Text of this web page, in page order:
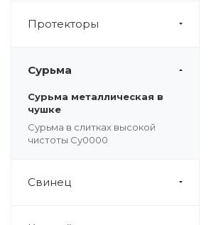
Протекторы
Сурьма
Сурьма металлическая в
чушке
Сурьма в слитках высокой
чистоты Су0000
Свинец